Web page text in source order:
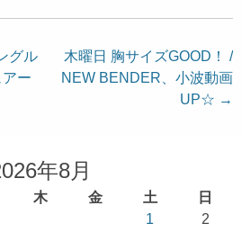
グル
ー
木曜日 胸サイズGOOD！ /
NEW BENDER、小波動画
UP☆ →
年8月
木 金 土
日
1
2